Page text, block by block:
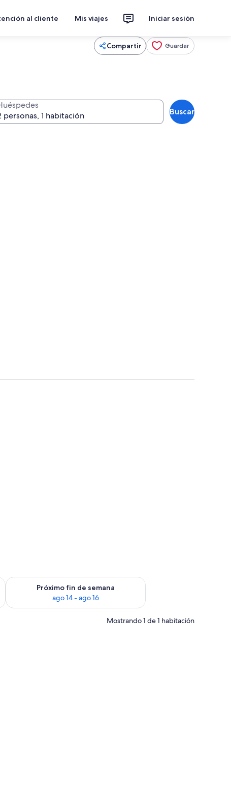
al cliente Mis viajes Iniciar sesión
Compartir Guardar
Buscar
de semana ago 7 - ago 9
Próximo fin de semana
ago 14 - ago 16
Consulta la disponibilidad para el próximo fin de semana ago
Mostrando 1 de 1 habitación
trabajar con laptop